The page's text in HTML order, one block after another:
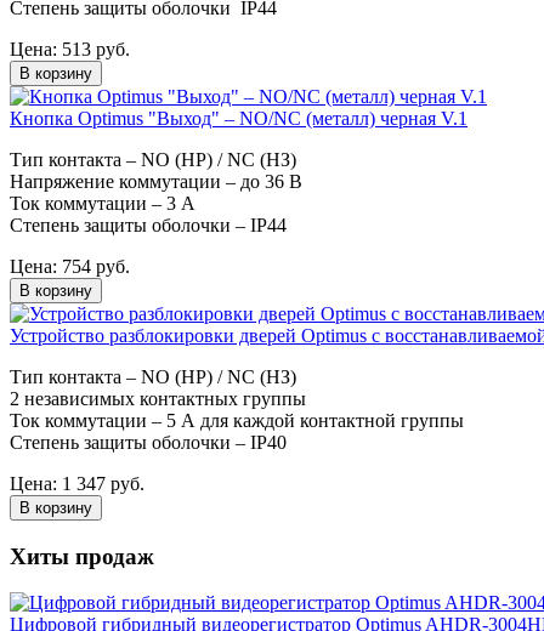
Степень защиты оболочки IP44
Цена: 513 руб.
В корзину
Кнопка Optimus "Выход" – NO/NC (металл) черная V.1
Тип контакта – NO (НР) / NC (НЗ)
Напряжение коммутации – до 36 В
Ток коммутации – 3 А
Степень защиты оболочки – IP44
Цена: 754 руб.
В корзину
Устройство разблокировки дверей Optimus с
Тип контакта – NO (НР) / NC (НЗ)
2 независимых контактных группы
Ток коммутации – 5 А для каждой контактной группы
Степень защиты оболочки – IP40
Цена: 1 347 руб.
В корзину
Хиты продаж
Цифровой гибридный видеорегистратор Optimus AHDR-